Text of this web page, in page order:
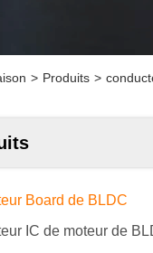
> Produits >
Board de BLDC
IC de moteur de